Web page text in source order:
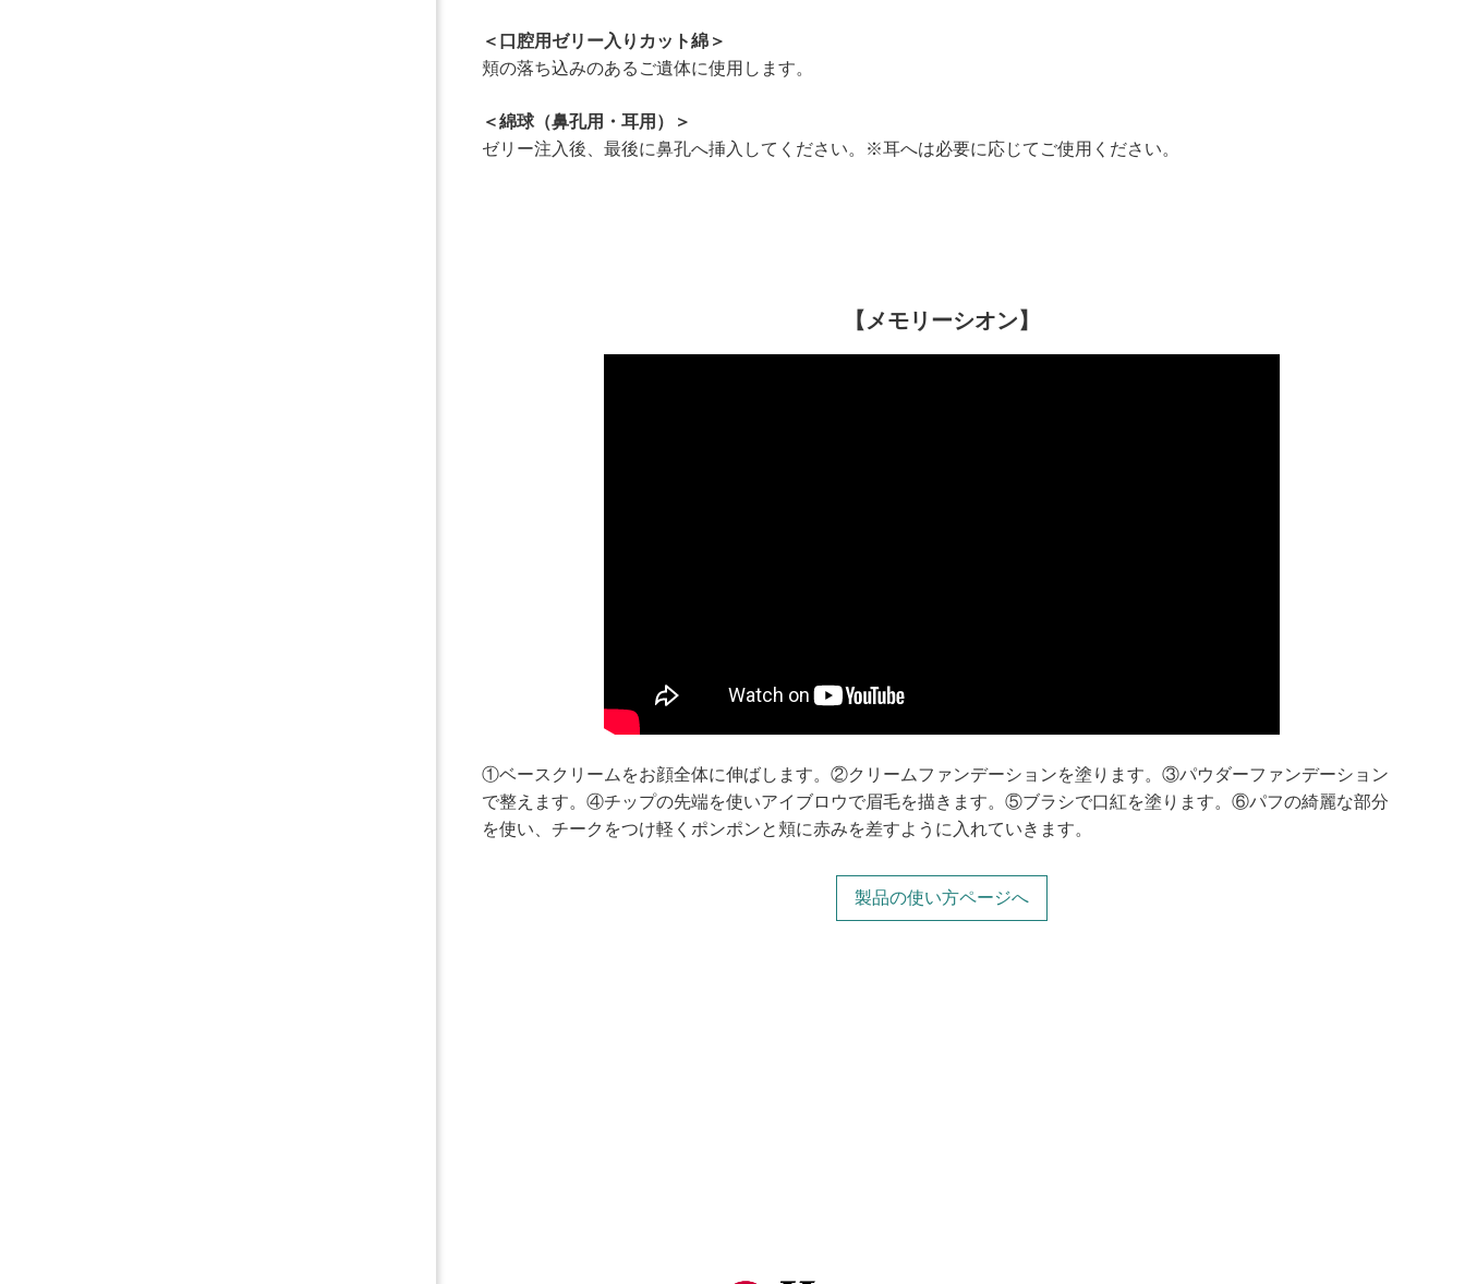
＜口腔用ゼリー入りカット綿＞
頬の落ち込みのあるご遺体に使用します。
＜綿球（鼻孔用・耳用）＞
ゼリー注入後、最後に鼻孔へ挿入してください。※耳へは必要に応じてご使用ください。
【メモリーシオン】
①ベースクリームをお顔全体に伸ばします。②クリームファンデーションを塗ります。③パウダーファンデーション
で整えます。④チップの先端を使いアイブロウで眉毛を描きます。⑤ブラシで口紅を塗ります。⑥パフの綺麗な部分
を使い、チークをつけ軽くポンポンと頬に赤みを差すように入れていきます。
製品の使い方ページへ